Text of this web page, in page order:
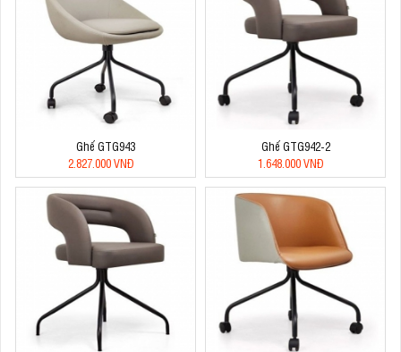
Ghế GTG943
2.827.000 VNĐ
Ghế GTG942-2
1.648.000 VNĐ